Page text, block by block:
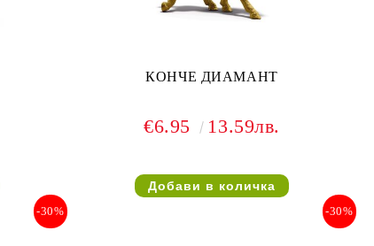
КОНЧЕ ДИАМАНТ
€6.95 13.59лв.
-30% -30%